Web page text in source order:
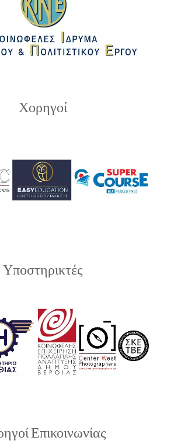
Χορηγοί
Υποστηρικτές
Επικοινωνίας